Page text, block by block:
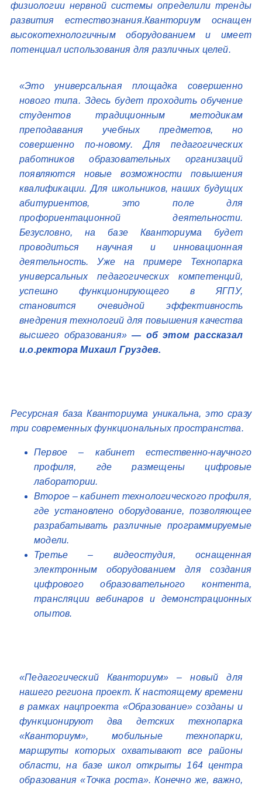
физиологии нервной системы определили тренды
развития естествознания.Кванториум оснащен
высокотехнологичным оборудованием и имеет
потенциал использования для различных целей.
«Это универсальная площадка совершенно
нового типа. Здесь будет проходить обучение
студентов традиционным методикам
преподавания учебных предметов, но
совершенно по-новому. Для педагогических
работников образовательных организаций
появляются новые возможности повышения
квалификации. Для школьников, наших будущих
абитуриентов, это поле для
профориентационной деятельности.
Безусловно, на базе Кванториума будет
проводиться научная и инновационная
деятельность. Уже на примере Технопарка
универсальных педагогических компетенций,
успешно функционирующего в ЯГПУ,
становится очевидной эффективность
внедрения технологий для повышения качества
высшего образования» — об этом рассказал
и.о.ректора Михаил Груздев.
Ресурсная база Кванториума уникальна, это сразу
три современных функциональных пространства.
Первое – кабинет естественно-научного
профиля, где размещены цифровые
лаборатории.
Второе – кабинет технологического профиля,
где установлено оборудование, позволяющее
разрабатывать различные программируемые
модели.
Третье – видеостудия, оснащенная
электронным оборудованием для создания
цифрового образовательного контента,
трансляции вебинаров и демонстрационных
опытов.
«Педагогический Кванториум» – новый для
нашего региона проект. К настоящему времени
в рамках нацпроекта «Образование» созданы и
функционируют два детских технопарка
«Кванториум», мобильные технопарки,
маршруты которых охватывают все районы
области, на базе школ открыты 164 центра
образования «Точка роста». Конечно же, важно,